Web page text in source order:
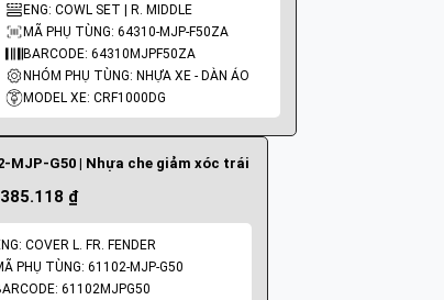
ENG: COWL SET | R. MIDDLE
MÃ PHỤ TÙNG: 64310-MJP-F50ZA
BARCODE: 64310MJPF50ZA
NHÓM PHỤ TÙNG: NHỰA XE - DÀN ÁO
MODEL XE: CRF1000DG
MJP-G50 | Nhựa che giảm xóc trái
385.118 ₫
COVER L. FR. FENDER
PHỤ TÙNG: 61102-MJP-G50
61102MJPG50